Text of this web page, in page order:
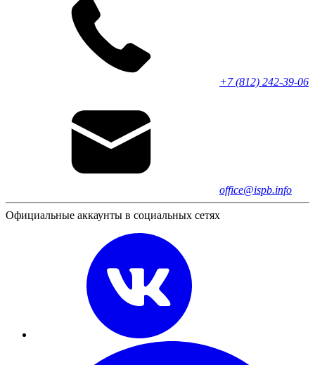
+7 (812) 242-39-06
office@ispb.info
Официальные аккаунты в социальных сетях